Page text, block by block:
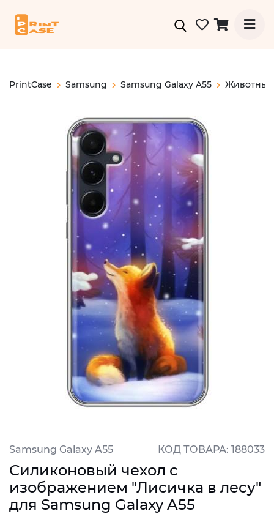
PrintCase Samsung Samsung Galaxy A55 Животные
Samsung Galaxy A55 КОД ТОВАРА: 188033
Силиконовый чехол с
изображением "Лисичка в лесу"
для Samsung Galaxy A55